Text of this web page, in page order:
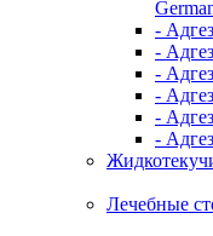
-
-
-
-
-
-
Лечебные